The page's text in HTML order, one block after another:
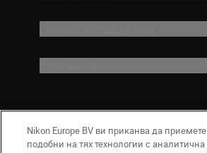
Nikon Europe BV ви приканва да
подобни на тях технологии с аналитична